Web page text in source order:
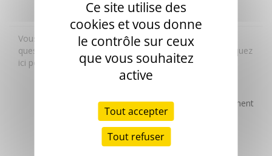
Ce site utilise des
cookies et vous donne
le contrôle sur ceux
que vous souhaitez
active
Tout accepter
Tout refuser